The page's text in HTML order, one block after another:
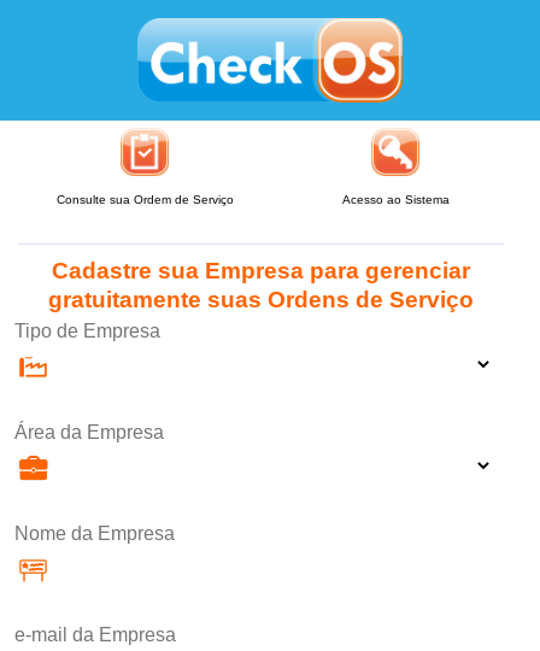
Consulte sua Ordem de Serviço Acesso ao Sistema
Cadastre sua Empresa para gerenciar
gratuitamente suas Ordens de Serviço
Tipo de Empresa
Área da Empresa
Nome da Empresa
e-mail da Empresa